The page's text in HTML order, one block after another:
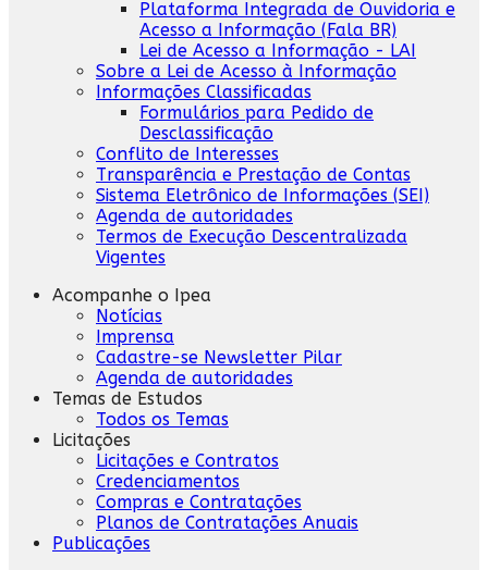
Plataforma Integrada de Ouvidoria e
Acesso a Informação (Fala BR)
Lei de Acesso a Informação - LAI
Sobre a Lei de Acesso à Informação
Informações Classificadas
Formulários para Pedido de
Desclassificação
Conflito de Interesses
Transparência e Prestação de Contas
Sistema Eletrônico de Informações (SEI)
Agenda de autoridades
Termos de Execução Descentralizada
Vigentes
Acompanhe o Ipea
Notícias
Imprensa
Cadastre-se Newsletter Pilar
Agenda de autoridades
Temas de Estudos
Todos os Temas
Licitações
Licitações e Contratos
Credenciamentos
Compras e Contratações
Planos de Contratações Anuais
Publicações